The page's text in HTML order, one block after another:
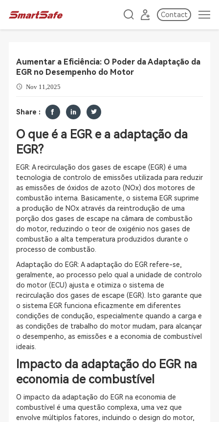
Contact
Aumentar a Eficiência: O Poder da Adaptação da
EGR no Desempenho do Motor
Nov 11,2025
Share :
O que é a EGR e a adaptação da
EGR?
EGR: A recirculação dos gases de escape (EGR) é uma
tecnologia de controlo de emissões utilizada para reduzir
as emissões de óxidos de azoto (NOx) dos motores de
combustão interna. Basicamente, o sistema EGR suprime
a produção de NOx através da reintrodução de uma
porção dos gases de escape na câmara de combustão
do motor, reduzindo o teor de oxigénio nos gases de
combustão a alta temperatura produzidos durante o
processo de combustão.
Adaptação do EGR: A adaptação do EGR refere-se,
geralmente, ao processo pelo qual a unidade de controlo
do motor (ECU) ajusta e otimiza o sistema de
recirculação dos gases de escape (EGR). Isto garante que
o sistema EGR funciona eficazmente em diferentes
condições de condução, especialmente quando a carga e
as condições de trabalho do motor mudam, para alcançar
o desempenho, as emissões e a economia de combustível
ideais.
Impacto da adaptação do EGR na
economia de combustível
O impacto da adaptação do EGR na economia de
combustível é uma questão complexa, uma vez que
envolve múltiplos fatores, incluindo o design do motor,